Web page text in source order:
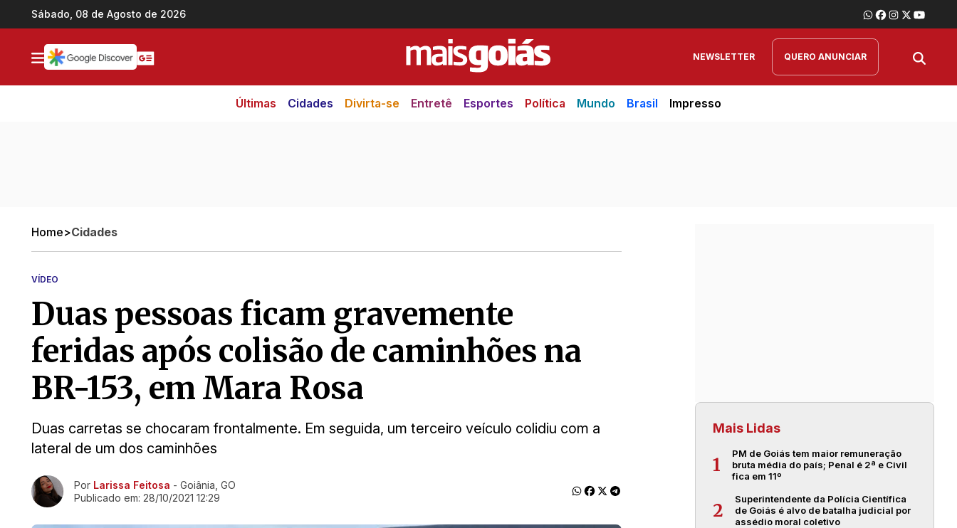
Ir direto pro conteúdo
Sábado, 08 de Agosto de 2026
NEWSLETTER QUERO ANUNCIAR
Últimas Cidades Divirta-se Entretê Esportes Política Mundo Brasil Impresso
Home>Cidades
VÍDEO
Duas pessoas ficam gravemente
feridas após colisão de caminhões na
BR-153, em Mara Rosa
Duas carretas se chocaram frontalmente. Em seguida, um terceiro veículo colidiu com a
lateral de um dos caminhões
Ir direto pra matéria
Por Larissa Feitosa - Goiânia, GO
Publicado em: 28/10/2021 12:29
Mais Lidas
1
PM de Goiás tem maior remuneração
bruta média do país; Penal é 2ª e Civil
fica em 11º
2
Superintendente da Polícia Científica
de Goiás é alvo de batalha judicial por
assédio moral coletivo